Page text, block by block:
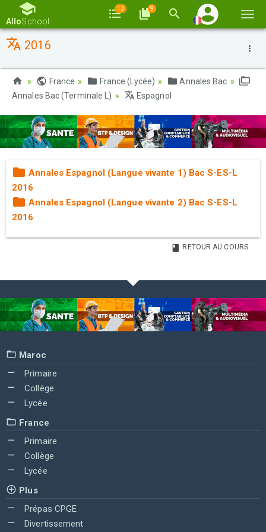
la
AlloSchool
13 9
2016
France France (Lycée)
Annales Bac
Annales Bac (Terminale L)
Espagnol
Annales Espagnol (Langue vivante 1) Bac S-ES-L
2016
Annales Espagnol (Langue vivante 2) Bac S-ES-L
2016
RETOUR AU COURS
Maroc
Primaire
Collège
Lycée
France
Primaire
Collège
Lycée
Plus
Prépas CPGE
Divertissement